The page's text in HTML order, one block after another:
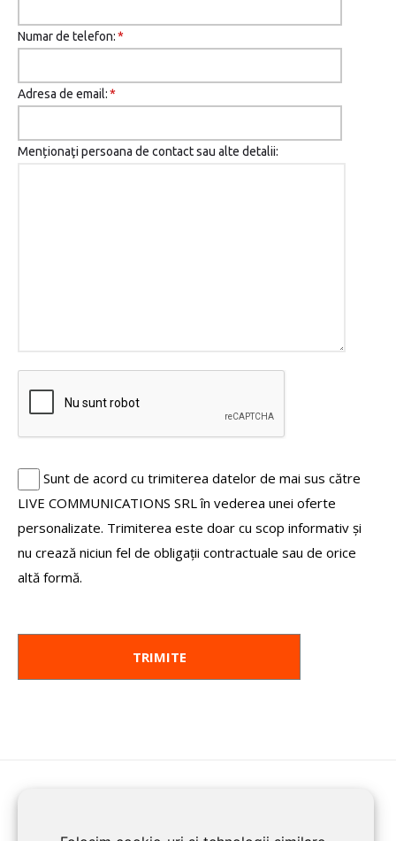
Numar de telefon:*
Adresa de email:*
Menționaţi persoana de contact sau alte detalii:
Sunt de acord cu trimiterea datelor de mai sus către
LIVE COMMUNICATIONS SRL în vederea unei oferte
personalizate. Trimiterea este doar cu scop informativ și
nu crează niciun fel de obligații contractuale sau de orice
altă formă.